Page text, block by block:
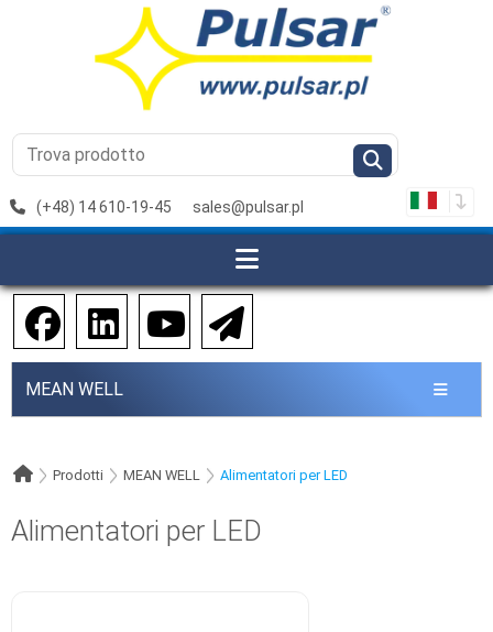
(+48) 14 610-19-45 sales@pulsar.pl
MEAN WELL
Prodotti MEAN WELL Alimentatori per LED
Alimentatori per LED